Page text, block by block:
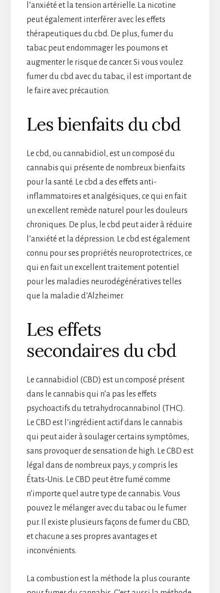
l’anxiété et la tension artérielle. La nicotine
peut également interférer avec les effets
thérapeutiques du cbd. De plus, fumer du
tabac peut endommager les poumons et
augmenter le risque de cancer. Si vous voulez
fumer du cbd avec du tabac, il est important de
le faire avec précaution.
Les bienfaits du cbd
Le cbd, ou cannabidiol, est un composé du
cannabis qui présente de nombreux bienfaits
pour la santé. Le cbd a des effets anti-
inflammatoires et analgésiques, ce qui en fait
un excellent remède naturel pour les douleurs
chroniques. De plus, le cbd peut aider à réduire
l’anxiété et la dépression. Le cbd est également
connu pour ses propriétés neuroprotectrices, ce
qui en fait un excellent traitement potentiel
pour les maladies neurodégénératives telles
que la maladie d’Alzheimer.
Les effets
secondaires du cbd
Le cannabidiol (CBD) est un composé présent
dans le cannabis qui n’a pas les effets
psychoactifs du tetrahydrocannabinol (THC).
Le CBD est l’ingrédient actif dans le cannabis
qui peut aider à soulager certains symptômes,
sans provoquer de sensation de high. Le CBD est
légal dans de nombreux pays, y compris les
États-Unis. Le CBD peut être fumé comme
n’importe quel autre type de cannabis. Vous
pouvez le mélanger avec du tabac ou le fumer
pur. Il existe plusieurs façons de fumer du CBD,
et chacune a ses propres avantages et
inconvénients.
La combustion est la méthode la plus courante